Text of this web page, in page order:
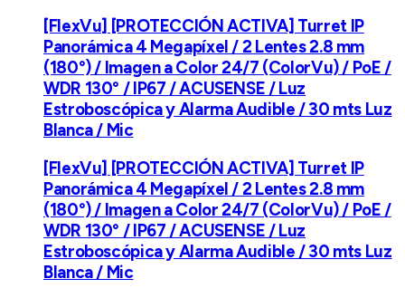
[FlexVu] [PROTECCIÓN ACTIVA] Turret IP
Panorámica 4 Megapíxel / 2 Lentes 2.8 mm
(180°) / Imagen a Color 24/7 (ColorVu) / PoE /
WDR 130° / IP67 / ACUSENSE / Luz
Estroboscópica y Alarma Audible / 30 mts Luz
Blanca / Mic
[FlexVu] [PROTECCIÓN ACTIVA] Turret IP
Panorámica 4 Megapíxel / 2 Lentes 2.8 mm
(180°) / Imagen a Color 24/7 (ColorVu) / PoE /
WDR 130° / IP67 / ACUSENSE / Luz
Estroboscópica y Alarma Audible / 30 mts Luz
Blanca / Mic